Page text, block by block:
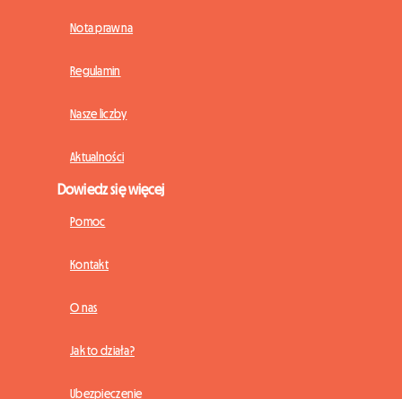
Nota prawna
Regulamin
Nasze liczby
Aktualności
Dowiedz się więcej
Pomoc
Kontakt
O nas
Jak to działa?
Ubezpieczenie